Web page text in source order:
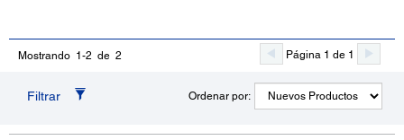
Mostrando 1-2 de 2 Página 1 de 1
Filtrar Ordenar por: